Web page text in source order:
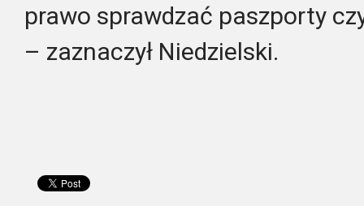
prawo sprawdzać paszporty
– zaznaczył Niedzielski.